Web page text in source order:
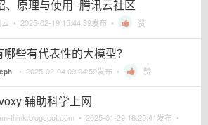
、原理与使用 -腾讯云社区
• 2025-02-19 15:44:39发布 • 赞
些有代表性的大模型？
• 2025-02-04 09:04:59发布 • 赞
辅助科学上网
think.blogspot.com • 2025-01-29 16:25:41发布 •